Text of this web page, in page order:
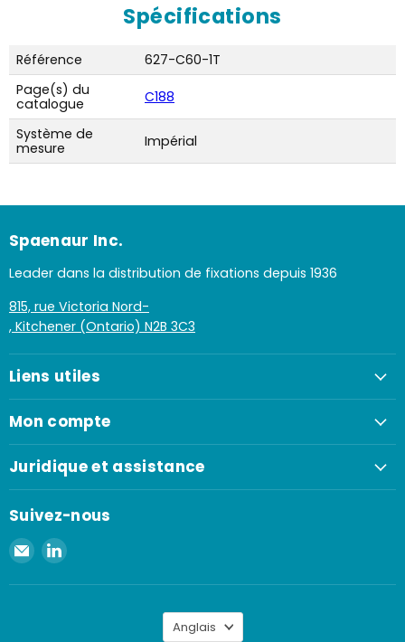
Spécifications
Référence
627-C60-1T
Page(s) du
catalogue
C188
Système de
mesure
Impérial
Spaenaur Inc.
Leader dans la distribution de fixations depuis 1936
815, rue Victoria Nord-
, Kitchener (Ontario) N2B 3C3
Liens utiles
Mon compte
Juridique et assistance
Suivez-nous
Envoyer
un
e-
Retrouvez-
sur
Langue
Anglais